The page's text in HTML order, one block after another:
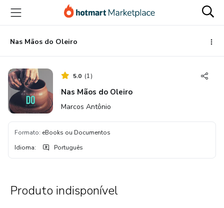
para
conteúdo
principal
para
pagamento
para
rodapéNas Mãos do Oleiro
5.0 (1)
Nas Mãos do Oleiro
Marcos Antônio
Formato: eBooks ou Documentos
Idioma: Português
Produto indisponível